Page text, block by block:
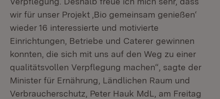
wir für unser Projekt ‚Bio gemeinsam genießen‘
wieder 16 interessierte und motivierte
Einrichtungen, Betriebe und Caterer gewinnen
konnten, die sich mit uns auf den Weg zu einer
qualitätsvollen Verpflegung machen“, sagte der
Minister für Ernährung, Ländlichen Raum und
Verbraucherschutz, Peter Hauk MdL, am Freitag